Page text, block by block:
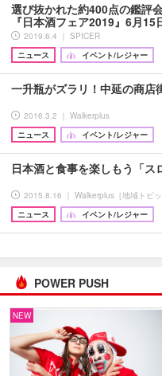
選び抜かれた約400点の鑑評
『日本酒フェア2019』6月15
2019.6.4 ｜ SPICER
ニュース
イベント/レジャー
一升瓶がズラリ！中延の商店
2016.3.2 ｜ Walkerplus
ニュース
イベント/レジャー
日本酒と食事を楽しもう「ス
2015.8.16 ｜ Walkerplus［地域トピッ
ニュース
イベント/レジャー
POWER PUSH
NEW